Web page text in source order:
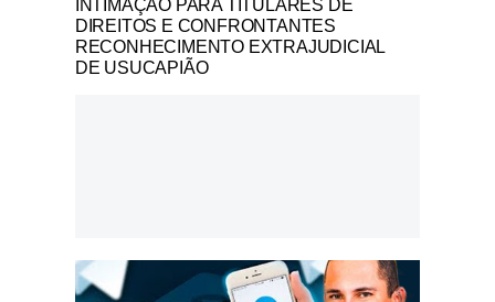
INTIMAÇÃO PARA TITULARES DE
DIREITOS E CONFRONTANTES
RECONHECIMENTO EXTRAJUDICIAL
DE USUCAPIÃO